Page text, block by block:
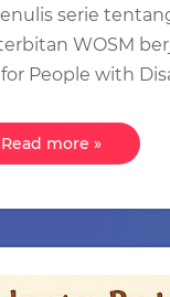
serie
WOSM
People with
Read more »